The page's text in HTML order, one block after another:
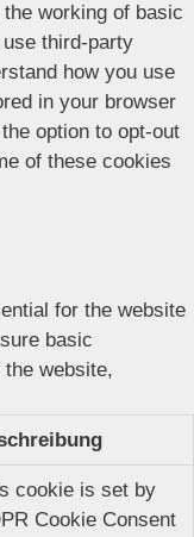
working of basic
third-party
how you use
in your browser
option to opt-out
of these cookies
for the website
basic
website,
cookie is set by
Cookie Consent